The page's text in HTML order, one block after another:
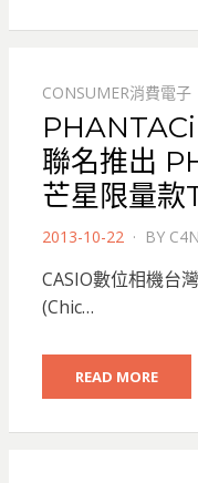
CONSUMER消費電子
聯名推出
芒星限量款
POSTED
2013-10-22 BY
CASIO數位相機台
(Chic…
READ MORE